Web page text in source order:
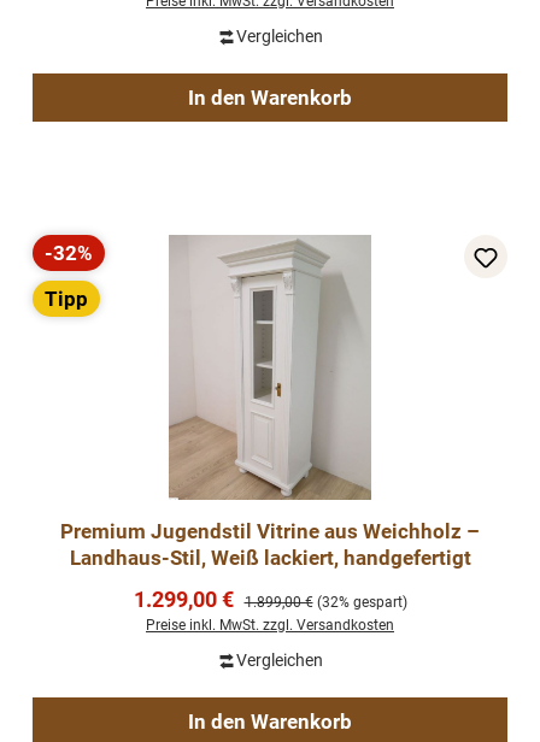
Vergleichen
In den Warenkorb
Rabatt
-32%
Tipp
Premium Jugendstil Vitrine aus Weichholz –
Landhaus-Stil, Weiß lackiert, handgefertigt
Verkaufspreis:
1.299,00 € Regulärer Preis:
1.899,00 € (32% gespart)
Preise inkl. MwSt. zzgl. Versandkosten
Vergleichen
In den Warenkorb